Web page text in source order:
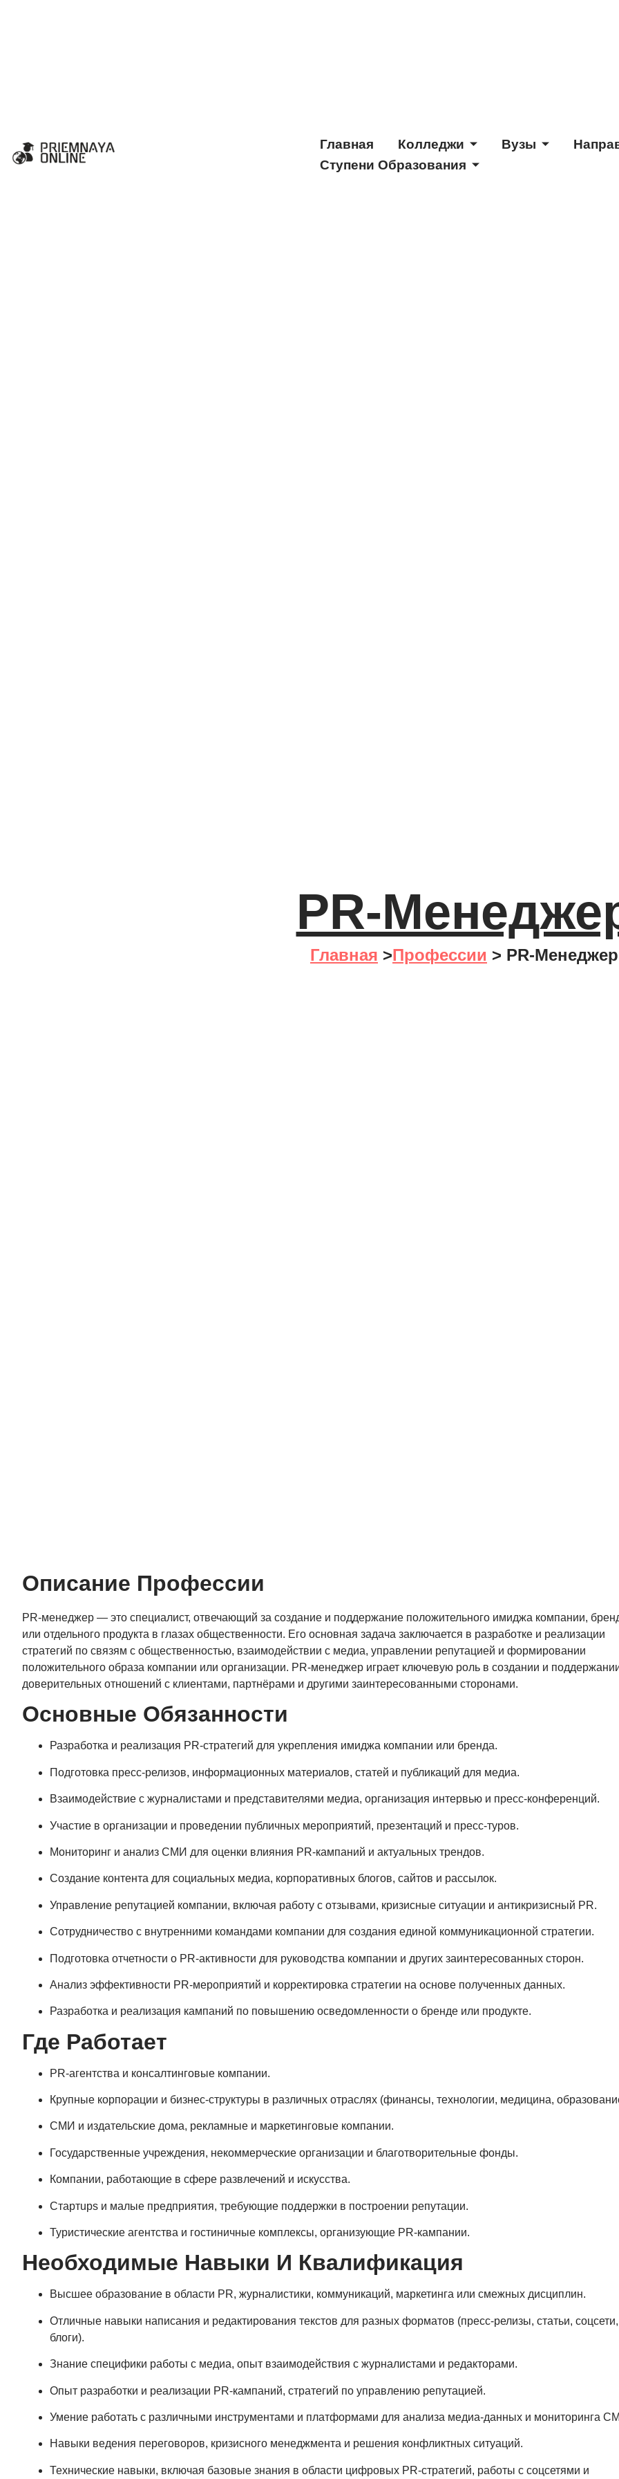
Главная Колледжи Вузы
Ступени Образования
PR-
Главная >Профессии > PR-Менеджер
Описание Профессии
PR-менеджер — это специалист, отвечающий за создание и поддержание положительного имиджа компании,
или отдельного продукта в глазах общественности. Его основная задача заключается в разработке и реализации
стратегий по связям с общественностью, взаимодействии с медиа, управлении репутацией и формировании
положительного образа компании или организации. PR-менеджер играет ключевую роль в создании и
доверительных отношений с клиентами, партнёрами и другими заинтересованными сторонами.
Основные Обязанности
Разработка и реализация PR-стратегий для укрепления имиджа компании или бренда.
Подготовка пресс-релизов, информационных материалов, статей и публикаций для медиа.
Взаимодействие с журналистами и представителями медиа, организация интервью и пресс-конференций.
Участие в организации и проведении публичных мероприятий, презентаций и пресс-туров.
Мониторинг и анализ СМИ для оценки влияния PR-кампаний и актуальных трендов.
Создание контента для социальных медиа, корпоративных блогов, сайтов и рассылок.
Управление репутацией компании, включая работу с отзывами, кризисные ситуации и антикризисный PR.
Сотрудничество с внутренними командами компании для создания единой коммуникационной стратегии.
Подготовка отчетности о PR-активности для руководства компании и других заинтересованных сторон.
Анализ эффективности PR-мероприятий и корректировка стратегии на основе полученных данных.
Разработка и реализация кампаний по повышению осведомленности о бренде или продукте.
Где Работает
PR-агентства и консалтинговые компании.
Крупные корпорации и бизнес-структуры в различных отраслях (финансы, технологии, медицина,
СМИ и издательские дома, рекламные и маркетинговые компании.
Государственные учреждения, некоммерческие организации и благотворительные фонды.
Компании, работающие в сфере развлечений и искусства.
Стартups и малые предприятия, требующие поддержки в построении репутации.
Туристические агентства и гостиничные комплексы, организующие PR-кампании.
Необходимые Навыки И Квалификация
Высшее образование в области PR, журналистики, коммуникаций, маркетинга или смежных дисциплин.
Отличные навыки написания и редактирования текстов для разных форматов (пресс-релизы, статьи, соцсети,
блоги).
Знание специфики работы с медиа, опыт взаимодействия с журналистами и редакторами.
Опыт разработки и реализации PR-кампаний, стратегий по управлению репутацией.
Умение работать с различными инструментами и платформами для анализа медиа-данных и мониторинга
Навыки ведения переговоров, кризисного менеджмента и решения конфликтных ситуаций.
Технические навыки, включая базовые знания в области цифровых PR-стратегий, работы с соцсетями и